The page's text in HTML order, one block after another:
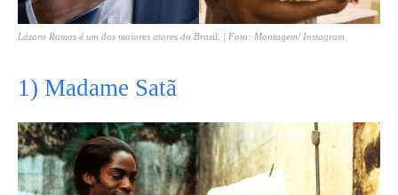
Lázaro Ramos é um dos maiores atores do Brasil. | Foto: Montagem/ Instagram
1) Madame Satã